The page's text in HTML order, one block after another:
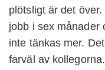
plötsligt är det
jobb i sex månader
inte tänkas mer.
farväl av kollegorna.